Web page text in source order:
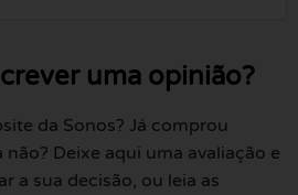
uma opinião?
da Sonos? Já comprou
Deixe aqui uma avaliação e
a sua decisão, ou leia as